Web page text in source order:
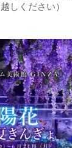
しください）